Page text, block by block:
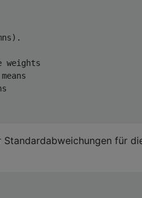
weights
für